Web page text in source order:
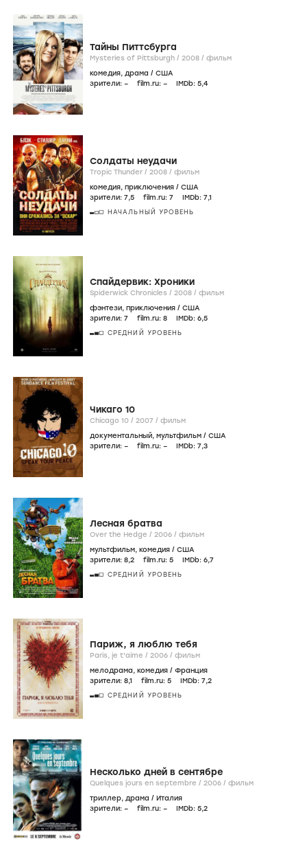
Тайны Питтсбурга
Mysteries of Pittsburgh / 2008 / фильм
комедия, драма / США
зрители: – film.ru: – IMDb: 5,4
Солдаты неудачи
Tropic Thunder / 2008 / фильм
комедия, приключения / США
зрители: 7,5 film.ru: 7 IMDb: 7,1
НАЧАЛЬНЫЙ УРОВЕНЬ
Спайдервик: Хроники
Spiderwick Chronicles / 2008 / фильм
фэнтези, приключения / США
зрители: 7 film.ru: 8 IMDb: 6,5
СРЕДНИЙ УРОВЕНЬ
Чикаго 10
Chicago 10 / 2007 / фильм
документальный, мультфильм / США
зрители: – film.ru: – IMDb: 7,3
Лесная братва
Over the Hedge / 2006 / фильм
мультфильм, комедия / США
зрители: 8,2 film.ru: 5 IMDb: 6,7
СРЕДНИЙ УРОВЕНЬ
Париж, я люблю тебя
Paris, je t'aime / 2006 / фильм
мелодрама, комедия / Франция
зрители: 8,1 film.ru: 5 IMDb: 7,2
СРЕДНИЙ УРОВЕНЬ
Несколько дней в сентябре
Quelques jours en septembre / 2006 / фильм
триллер, драма / Италия
зрители: – film.ru: – IMDb: 5,2